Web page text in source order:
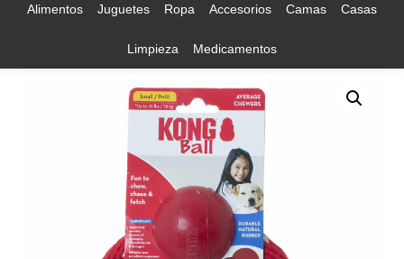
Alimentos Juguetes Ropa Accesorios Camas Casas
Limpieza Medicamentos